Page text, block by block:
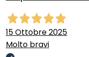
15 Ottobre 2025
Molto bravi